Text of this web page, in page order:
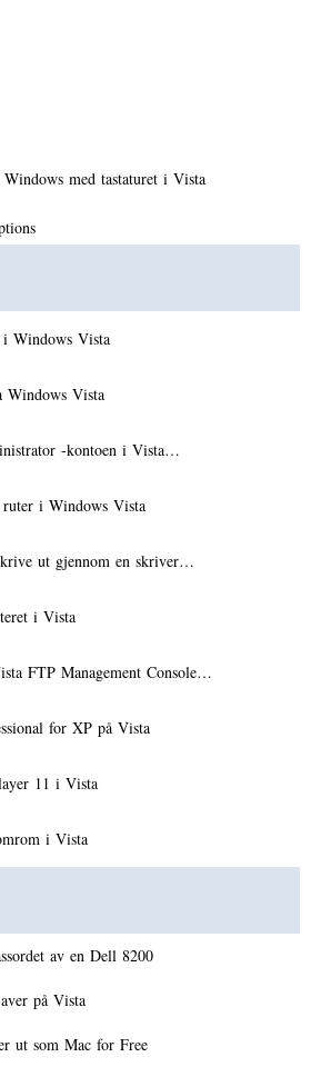
med tastaturet i Vista
Windows Vista
Windows Vista
-kontoen i Vista…
i Windows Vista
ut gjennom en skriver…
i Vista
FTP Management Console…
for XP på Vista
11 i Vista
i Vista
av en Dell 8200
på Vista
ut som Mac for Free